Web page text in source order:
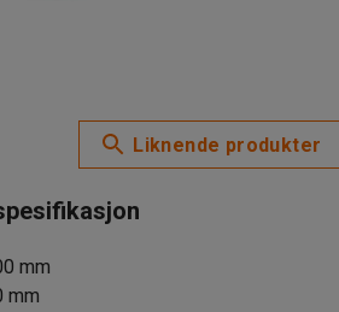
Liknende produkter
mm
mm